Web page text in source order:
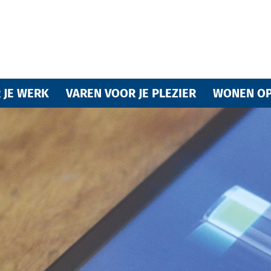
Varende
vrienden
WERK VAREN VOOR JE PLEZIER WONEN